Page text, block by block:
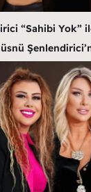
“Sahibi Yok”